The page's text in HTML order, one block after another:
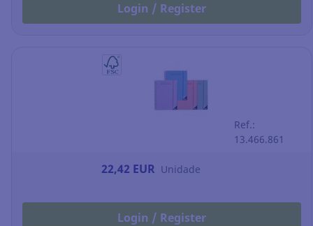
Login / Register
Ref.:
13.466.861
22,42 EUR Unidade
Login / Register